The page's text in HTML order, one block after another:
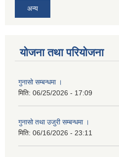
अन्य
योजना तथा परियोजना
गुनासो सम्बन्धमा ।
मिति: 06/25/2026 - 17:09
गुनासो तथा उजुरी सम्बन्धमा ।
मिति: 06/16/2026 - 23:11